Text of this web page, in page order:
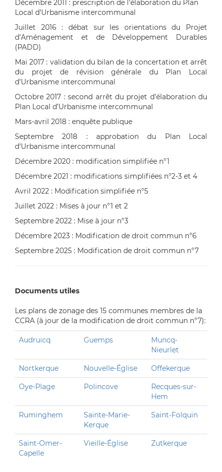
Décembre 2011 : prescription de l’élaboration du Plan
Local d’Urbanisme intercommunal
Juillet 2016 : débat sur les orientations du Projet
d’Aménagement et de Développement Durables
(PADD)
Mai 2017 : validation du bilan de la concertation et arrêt
du projet de révision générale du Plan Local
d’Urbanisme intercommunal
Octobre 2017 : second arrêt du projet d’élaboration du
Plan Local d’Urbanisme intercommunal
Mars-avril 2018 : enquête publique
Septembre 2018 : approbation du Plan Local
d’Urbanisme intercommunal
Décembre 2020 : modification simplifiée n°1
Décembre 2021 : modifications simplifiées n°2-3 et 4
Avril 2022 : Modification simplifiée n°5
Juillet 2022 : Mises à jour n°1 et 2
Septembre 2022 : Mise à jour n°3
Décembre 2023 : Modification de droit commun n°6
Septembre 2025 : Modification de droit commun n°7
Documents utiles
Les plans de zonage des 15 communes membres de la
CCRA (à jour de la modification de droit commun n°7):
Audruicq Guemps
Muncq-
Nieurlet
Nortkerque Nouvelle-Église Offekerque
Oye-Plage Polincove
Recques-sur-
Hem
Ruminghem
Sainte-Marie-
Kerque
Saint-Folquin
Saint-Omer-
Capelle
Vieille-Église Zutkerque